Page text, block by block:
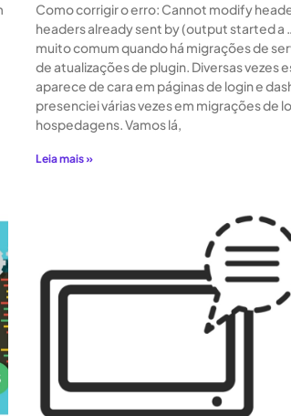
Como corrigir o erro: Cannot modify
headers already sent by (output started a
muito comum quando há migrações de
de atualizações de plugin. Diversas vezes
aparece de cara em páginas de login e
presenciei várias vezes em migrações de
hospedagens. Vamos lá,
Leia mais »